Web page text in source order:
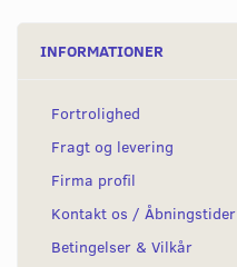
INFORMATIONER
Fortrolighed
Fragt og levering
Firma profil
Kontakt os / Åbningstider
Betingelser & Vilkår